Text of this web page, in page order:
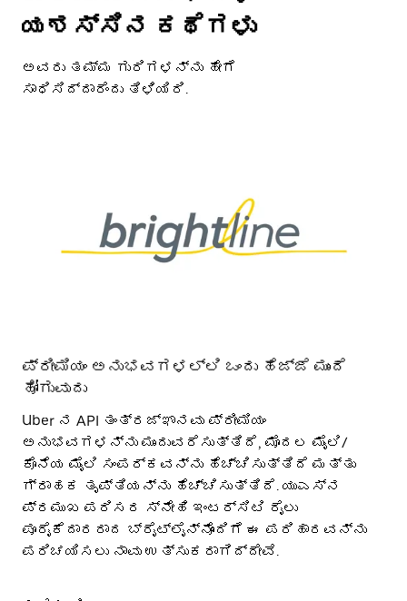
ಯಶಸ್ಸಿನ ಕಥೆಗಳು
ಅವರು ತಮ್ಮ ಗುರಿಗಳನ್ನು ಹೇಗೆ
ಸಾಧಿಸಿದ್ದಾರೆಂದು ತಿಳಿಯಿರಿ.
ಪ್ರೀಮಿಯಂ ಅನುಭವಗಳಲ್ಲಿ ಒಂದು ಹೆಜ್ಜೆ ಮುಂದೆ
ಹೋಗುವುದು
Uber ನ API ತಂತ್ರಜ್ಞಾನವು ಪ್ರೀಮಿಯಂ
ಅನುಭವಗಳನ್ನು ಮುಂದುವರೆಸುತ್ತಿದೆ, ಮೊದಲ ಮೈಲಿ/
ಕೊನೆಯ ಮೈಲಿ ಸಂಪರ್ಕವನ್ನು ಹೆಚ್ಚಿಸುತ್ತಿದೆ ಮತ್ತು
ಗ್ರಾಹಕ ತೃಪ್ತಿಯನ್ನು ಹೆಚ್ಚಿಸುತ್ತಿದೆ. ಯುಎಸ್ನ
ಪ್ರಮುಖ ಪರಿಸರ ಸ್ನೇಹಿ ಇಂಟರ್ಸಿಟಿ ರೈಲು
ಪೂರೈಕೆದಾರರಾದ ಬ್ರೈಟ್ಲೈನ್ನೊಂದಿಗೆ ಈ ಪರಿಹಾರವನ್ನು
ಪರಿಚಯಿಸಲು ನಾವು ಉತ್ಸುಕರಾಗಿದ್ದೇವೆ.